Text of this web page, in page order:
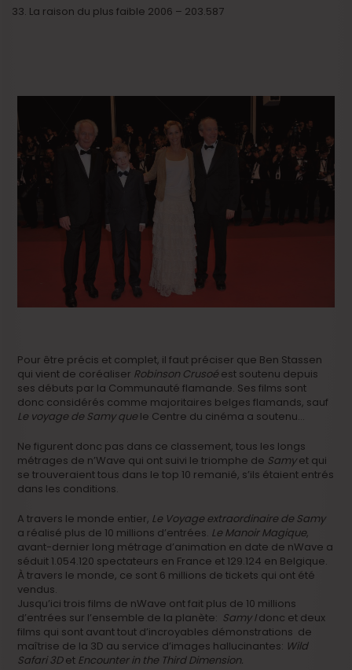
La raison du plus faible 2006 – 203.587
Pour être précis et complet, il faut préciser que Ben Stassen
qui vient de coréaliser Robinson Crusoé est soutenu depuis
ses débuts par la Communauté flamande. Ses films sont
donc considérés comme majoritaires belges flamands, sauf
Le voyage de Samy que le Centre du cinéma a soutenu…
Ne figurent donc pas dans ce classement, tous les longs
métrages de n’Wave qui ont suivi le triomphe de Samyet qui
se trouveraient tous dans le top 10 remanié, s’ils étaient entrés
dans les conditions.
A travers le monde entier, Le Voyage extraordinaire de Samy
a réalisé plus de 10 millions d’entrées. Le Manoir Magique,
avant-dernier long métrage d’animation en date de nWave a
séduit 1.054.120 spectateurs en France et 129.124 en Belgique.
À travers le monde, ce sont 6 millions de tickets qui ont été
vendus.
Jusqu’ici trois films de nWave ont fait plus de 10 millions
d’entrées sur l’ensemble de la planète: Samy Idonc et deux
films qui sont avant tout d’incroyables démonstrations de
maîtrise de la 3D au service d’images hallucinantes: Wild
Safari 3Det Encounter in the Third Dimension.